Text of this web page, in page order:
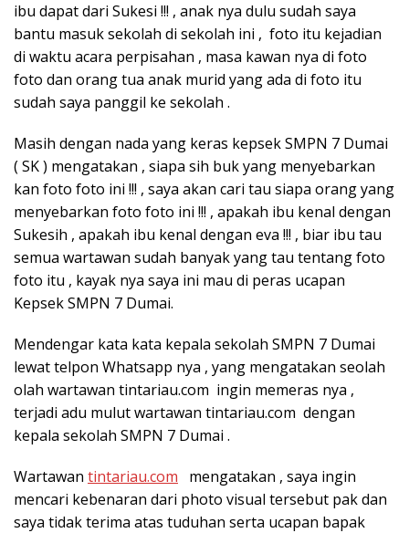
ibu dapat dari Sukesi !!! , anak nya dulu sudah saya
bantu masuk sekolah di sekolah ini , foto itu kejadian
di waktu acara perpisahan , masa kawan nya di foto
foto dan orang tua anak murid yang ada di foto itu
sudah saya panggil ke sekolah .
Masih dengan nada yang keras kepsek SMPN 7 Dumai
( SK ) mengatakan , siapa sih buk yang menyebarkan
kan foto foto ini !!! , saya akan cari tau siapa orang yang
menyebarkan foto foto ini !!! , apakah ibu kenal dengan
Sukesih , apakah ibu kenal dengan eva !!! , biar ibu tau
semua wartawan sudah banyak yang tau tentang foto
foto itu , kayak nya saya ini mau di peras ucapan
Kepsek SMPN 7 Dumai.
Mendengar kata kata kepala sekolah SMPN 7 Dumai
lewat telpon Whatsapp nya , yang mengatakan seolah
olah wartawan tintariau.com ingin memeras nya ,
terjadi adu mulut wartawan tintariau.com dengan
kepala sekolah SMPN 7 Dumai .
Wartawan tintariau.com mengatakan , saya ingin
mencari kebenaran dari photo visual tersebut pak dan
saya tidak terima atas tuduhan serta ucapan bapak